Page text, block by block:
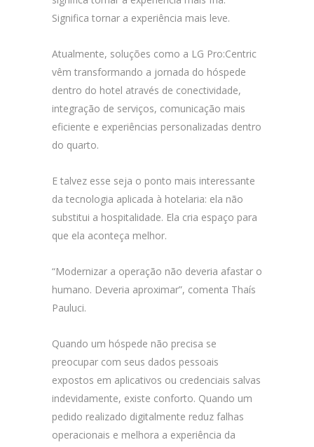
Significa tornar a experiência mais leve.
Atualmente, soluções como a LG Pro:Centric
vêm transformando a jornada do hóspede
dentro do hotel através de conectividade,
integração de serviços, comunicação mais
eficiente e experiências personalizadas dentro
do quarto.
E talvez esse seja o ponto mais interessante
da tecnologia aplicada à hotelaria: ela não
substitui a hospitalidade. Ela cria espaço para
que ela aconteça melhor.
“Modernizar a operação não deveria afastar o
humano. Deveria aproximar”, comenta Thaís
Pauluci.
Quando um hóspede não precisa se
preocupar com seus dados pessoais
expostos em aplicativos ou credenciais salvas
indevidamente, existe conforto. Quando um
pedido realizado digitalmente reduz falhas
operacionais e melhora a experiência da